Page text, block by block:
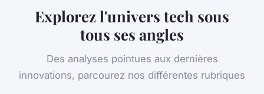
Explorez l'univers tech sous
tous ses angles
Des analyses pointues aux dernières
innovations, parcourez nos différentes rubriques